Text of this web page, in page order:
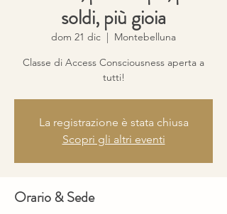
soldi, più gioia
dom 21 dic
  |
Montebelluna
Classe di Access Consciousness aperta a
tutti!
La registrazione è stata chiusa
Scopri gli altri eventi
Orario & Sede